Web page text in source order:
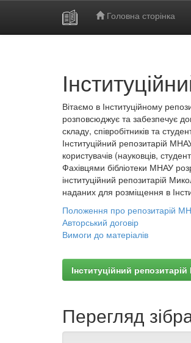
Головна сторінка
Вітаємо в Інституційному
розповсюджує та забезпечує
складу, співробітників та
Інституційний репозитарій
користувачів (науковців,
Фахівцями бібліотеки МНАУ
інституційний репозитарій
наданих для розміщення в
Положення про репозитарій
Авторський договір
Вимоги до матеріалів
Інституційний
Перегляд